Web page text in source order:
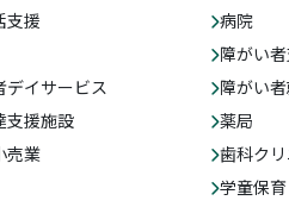
支援
病院
障がい
デイサービス
障がい
支援施設
薬局
売業
歯科ク
学童保